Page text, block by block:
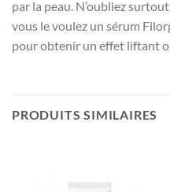
par la peau. N’oubliez
vous le voulez un sérum
pour obtenir un effet liftant
PRODUITS SIMILAIRES